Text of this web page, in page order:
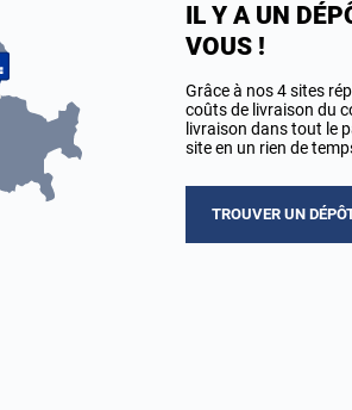
IL Y A UN
VOUS !
Grâce à nos 4 sites
coûts de livraison du
livraison dans tout le
site en un rien de
TROUVER UN